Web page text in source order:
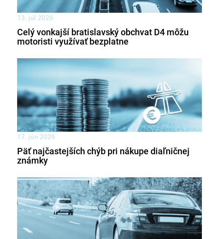
13. júl 2026
Celý vonkajší bratislavský obchvat D4 môžu
motoristi využívať bezplatne
17. jún 2026
Päť najčastejších chýb pri nákupe diaľničnej
známky